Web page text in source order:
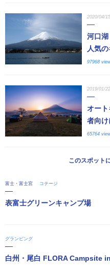
2020/04/15
河口
人気
97968
2019/01/22
オー
者向け
65764
このスポット
富士・富士宮 コテージ
表富士グリーンキャンプ場
グランピング
白州・尾白 FLORA Campsite